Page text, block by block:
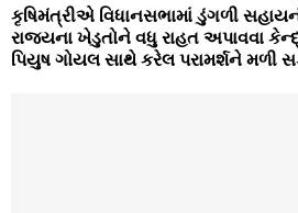
કૃષિમંત્રીએ વિધાનસભામાં ડુંગળી
રાજ્યના ખેડુતોને વધુ રાહત અપાવવા
પિયુષ ગોયલ સાથે કરેલ પરામર્શને મળી